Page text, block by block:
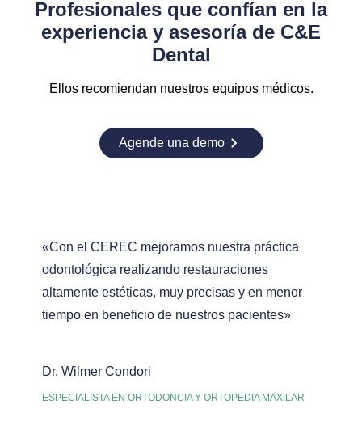
Profesionales que confían en la
experiencia y asesoría de C&E
Dental
Ellos recomiendan nuestros equipos médicos.
Agende una demo
«Con el CEREC mejoramos nuestra práctica
odontológica realizando restauraciones
altamente estéticas, muy precisas y en menor
tiempo en beneficio de nuestros pacientes»
Dr. Wilmer Condori
ESPECIALISTA EN ORTODONCIA Y ORTOPEDIA MAXILAR